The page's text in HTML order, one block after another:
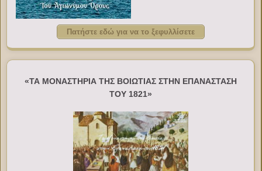
Πατήστε εδώ για να το ξεφυλλίσετε
«ΤΑ ΜΟΝΑΣΤΗΡΙΑ ΤΗΣ ΒΟΙΩΤΙΑΣ ΣΤΗΝ ΕΠΑΝΑΣΤΑΣΗ
ΤΟΥ 1821»